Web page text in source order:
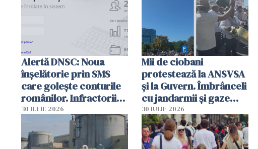
Alertă DNSC: Noua
înșelătorie prin SMS
care golește conturile
românilor. Infractorii
folosesc numele
Ghișeul.ro și al Poliției
Române
30 IULIE 2026
Mii de ciobani
protestează la ANSVSA
și la Guvern. Îmbrânceli
cu jandarmii și gaze
lacrimogene
30 IULIE 2026